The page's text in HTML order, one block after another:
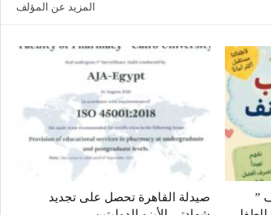
المزيد عن المؤلف
”
صيدلة القاهرة تحصل على تجديد